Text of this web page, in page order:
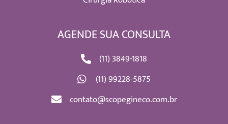
AGENDE SUA CONSULTA
(11) 3849-1818
(11) 99228-5875
contato@scopegineco.com.br